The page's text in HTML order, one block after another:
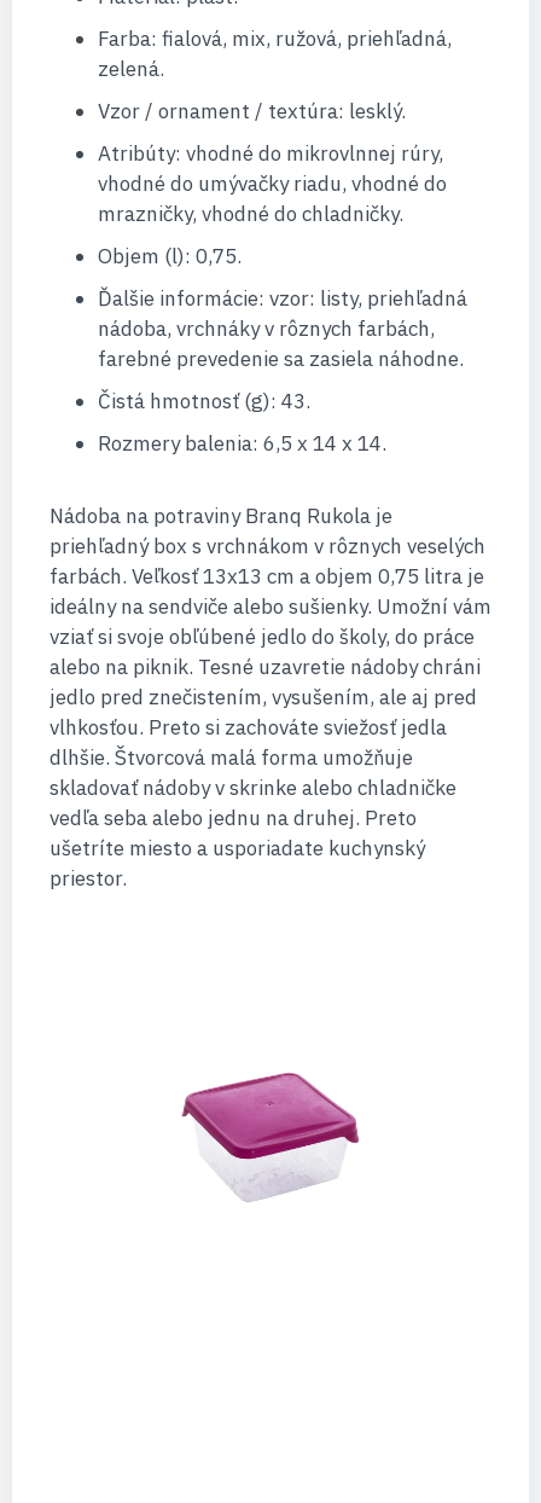
Farba: fialová, mix, ružová, priehľadná,
zelená.
Vzor / ornament / textúra: lesklý.
Atribúty: vhodné do mikrovlnnej rúry,
vhodné do umývačky riadu, vhodné do
mrazničky, vhodné do chladničky.
Objem (l): 0,75.
Ďalšie informácie: vzor: listy, priehľadná
nádoba, vrchnáky v rôznych farbách,
farebné prevedenie sa zasiela náhodne.
Čistá hmotnosť (g): 43.
Rozmery balenia: 6,5 x 14 x 14.
Nádoba na potraviny Branq Rukola je
priehľadný box s vrchnákom v rôznych veselých
farbách. Veľkosť 13x13 cm a objem 0,75 litra je
ideálny na sendviče alebo sušienky. Umožní vám
vziať si svoje obľúbené jedlo do školy, do práce
alebo na piknik. Tesné uzavretie nádoby chráni
jedlo pred znečistením, vysušením, ale aj pred
vlhkosťou. Preto si zachováte sviežosť jedla
dlhšie. Štvorcová malá forma umožňuje
skladovať nádoby v skrinke alebo chladničke
vedľa seba alebo jednu na druhej. Preto
ušetríte miesto a usporiadate kuchynský
priestor.